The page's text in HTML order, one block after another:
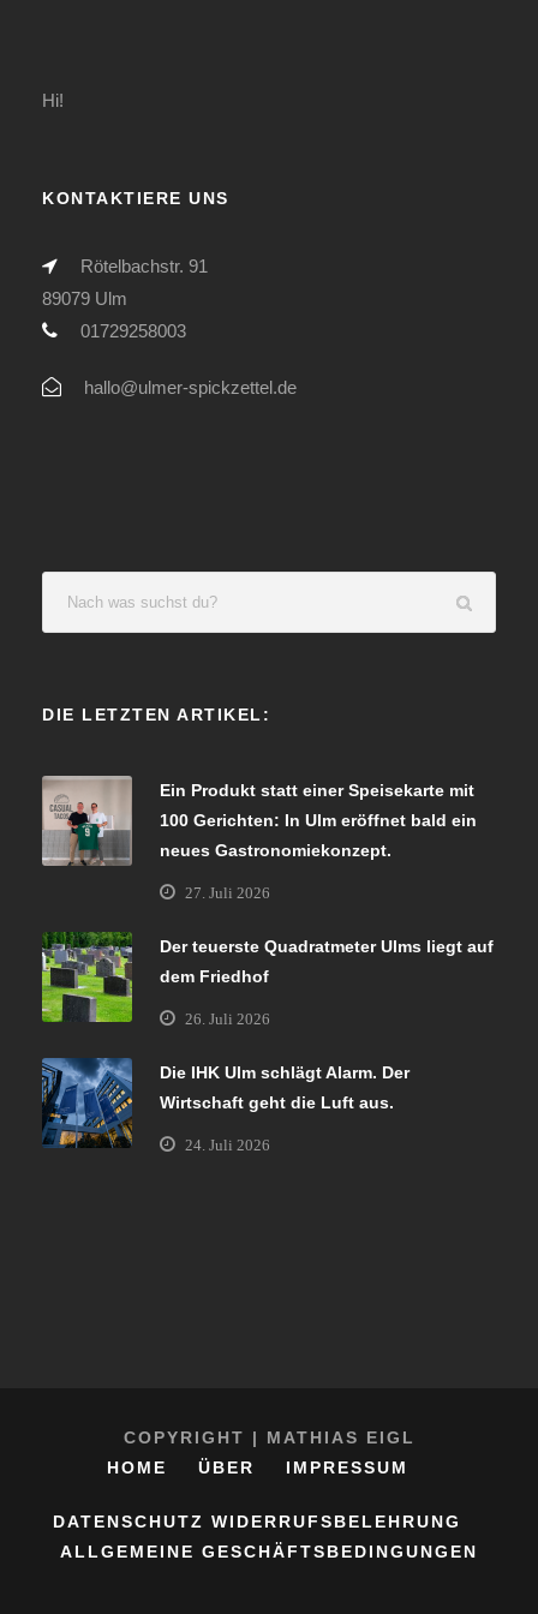
Hi!
KONTAKTIERE UNS
Rötelbachstr. 91
89079 Ulm
01729258003
hallo@ulmer-spickzettel.de
DIE LETZTEN ARTIKEL:
Ein Produkt statt einer Speisekarte mit
100 Gerichten: In Ulm eröffnet bald ein
neues Gastronomiekonzept.
27. Juli 2026
Der teuerste Quadratmeter Ulms liegt auf
dem Friedhof
26. Juli 2026
Die IHK Ulm schlägt Alarm. Der
Wirtschaft geht die Luft aus.
24. Juli 2026
COPYRIGHT | MATHIAS EIGL
HOME
ÜBER IMPRESSUM
DATENSCHUTZ WIDERRUFSBELEHRUNG
ALLGEMEINE GESCHÄFTSBEDINGUNGEN